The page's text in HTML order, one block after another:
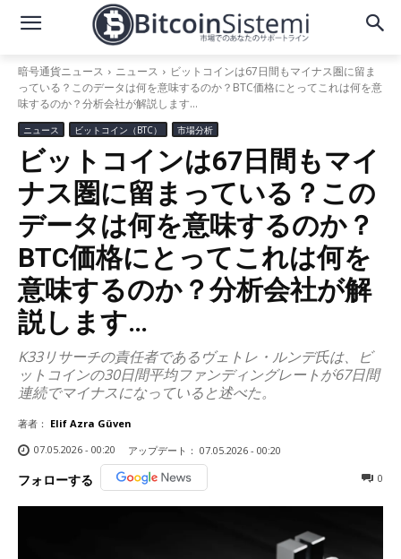
暗号通貨ニュース ニュース
ビットコインは67日間もマイナス圏に留ま
っている？このデータは何を意味するのか？BTC価格にとってこれは何を意
味するのか？分析会社が解説します…
ニュース ビットコイン（BTC） 市場分析
ビットコインは67日間もマイ
ナス圏に留まっている？この
データは何を意味するのか？
BTC価格にとってこれは何を
意味するのか？分析会社が解
説します…
K33リサーチの責任者であるヴェトレ・ルンデ氏は、ビ
ットコインの30日間平均ファンディングレートが67日間
連続でマイナスになっていると述べた。
著者： Elif Azra Güven
07.05.2026 - 00:20
アップデート： 07.05.2026 - 00:20
フォローする 0